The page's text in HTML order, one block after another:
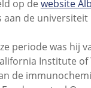
op de website
de
periode was hij
Institute of
de